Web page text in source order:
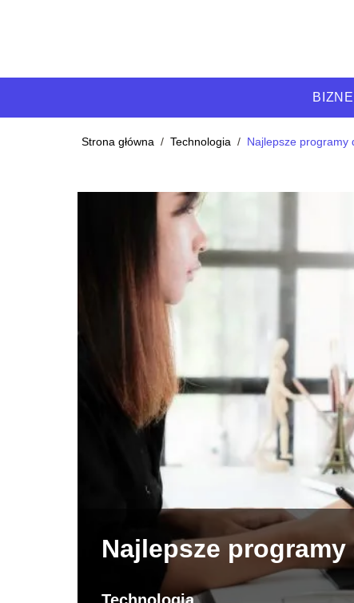
Strona główna / Technologia / Najlepsze programy
Najlepsze